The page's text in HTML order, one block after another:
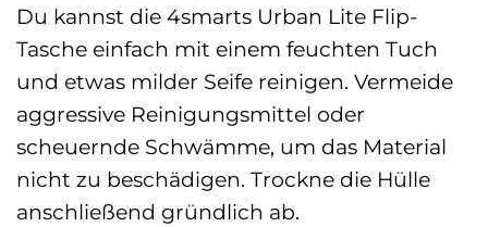
Du kannst die 4smarts Urban Lite Flip-
Tasche einfach mit einem feuchten Tuch
und etwas milder Seife reinigen. Vermeide
aggressive Reinigungsmittel oder
scheuernde Schwämme, um das Material
nicht zu beschädigen. Trockne die Hülle
anschließend gründlich ab.